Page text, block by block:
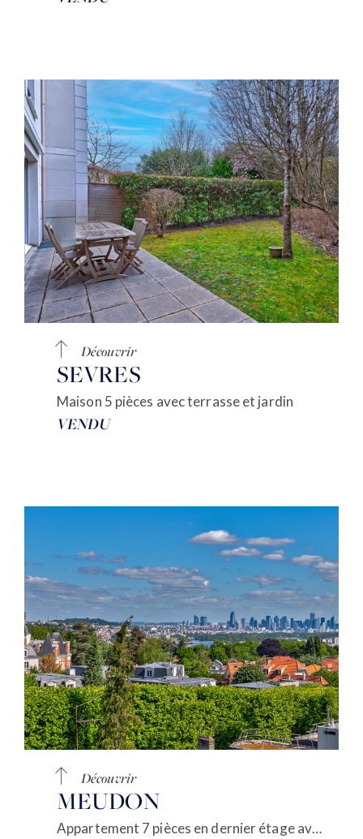
Découvrir
SEVRES
Maison 5 pièces avec terrasse et jardin
VENDU
Découvrir
MEUDON
Appartement 7 pièces en dernier étage avec TERRASSE et VUE PARIS